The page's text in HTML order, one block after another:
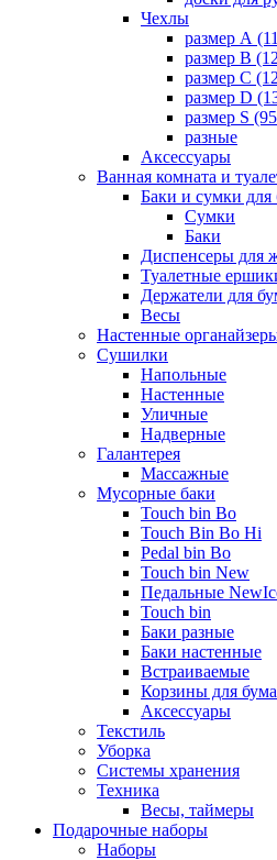
Чехлы
размер А
размер В
размер С
размер D
размер S
разные
Аксессуары
Ванная комната и
Баки и сумки для
Сумки
Баки
Диспенсеры для
Туалетные
Держатели для
Весы
Настенные
Сушилки
Напольные
Настенные
Уличные
Надверные
Галантерея
Массажные
Мусорные баки
Touch bin Bo
Touch Bin Bo Hi
Pedal bin Bo
Touch bin New
Педальные
Touch bin
Баки разные
Баки настенные
Встраиваемые
Корзины для
Аксессуары
Текстиль
Уборка
Системы хранения
Техника
Весы, таймеры
Подарочные наборы
Наборы